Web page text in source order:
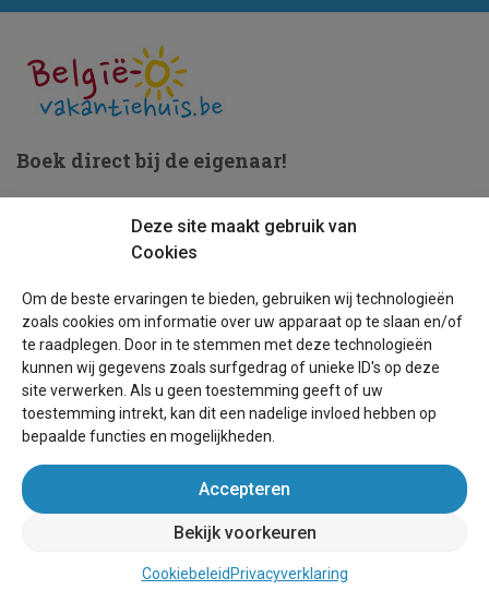
Deze site maakt gebruik van
Cookies
Om de beste ervaringen te bieden, gebruiken wij technologieën
zoals cookies om informatie over uw apparaat op te slaan en/of
te raadplegen. Door in te stemmen met deze technologieën
kunnen wij gegevens zoals surfgedrag of unieke ID's op deze
site verwerken. Als u geen toestemming geeft of uw
toestemming intrekt, kan dit een nadelige invloed hebben op
bepaalde functies en mogelijkheden.
Accepteren
Bekijk voorkeuren
Cookiebeleid Privacyverklaring
Boek direct bij de eigenaar!
Over Belgie-vakantiehuis.be
Helpdesk
Voorwaarden
Schoolvakanties
Handleiding verkopen vakantiehuis